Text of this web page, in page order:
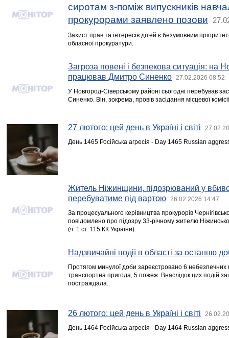
сиротам з-поміж випускників
прокурорами заявлено позови
Захист прав та інтересів дітей є безумовним
обласної прокуратури.
Загроза повені і безпекова ситуація: на
працював Дмитро Синенко
27.02.2026 08:52
У Новгород-Сіверському районі сьогодні перебував
Синенко. Він, зокрема, провів засідання місцевої
27 лютого: цей день в Україні і світі
День 1465 Російська агресія - Day 1465 Russian
Житель Ніжинщини, підозрюваний у
перебуватиме під вартою
26.02.2026 14:47
За процесуального керівництва прокурорів
повідомлено про підозру 33-річному жителю
(ч. 1 ст. 115 КК України).
Надзвичайні події в області за останню
Протягом минулої доби зареєстровано 6
транспортна пригода, 5 пожеж. Внаслідок цих подій
постраждала.
26 лютого: цей день в Україні і світі
День 1464 Російська агресія - Day 1464 Russian